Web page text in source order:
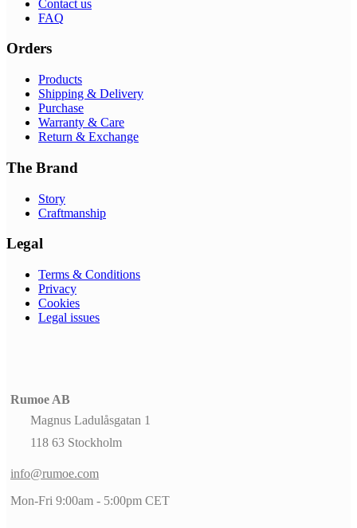
Contact us
FAQ
Orders
Products
Shipping & Delivery
Purchase
Warranty & Care
Return & Exchange
The Brand
Story
Craftmanship
Legal
Terms & Conditions
Privacy
Cookies
Legal issues
Rumoe AB
Magnus Ladulåsgatan 1
118 63 Stockholm
info@rumoe.com
Mon-Fri 9:00am - 5:00pm CET